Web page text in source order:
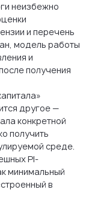
неизбежно
и перечень
модель работы
и
получения
другое —
конкретной
получить
среде.
PI-
минимальный
в